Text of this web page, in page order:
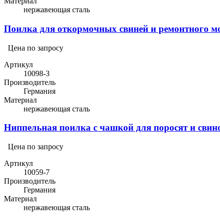
нержавеющая сталь
Поилка для откормочных свиней и ремонтного
Цена по запросу
Артикул
10098-3
Производитель
Германия
Материал
нержавеющая сталь
Ниппельная поилка с чашкой для поросят и
Цена по запросу
Артикул
10059-7
Производитель
Германия
Материал
нержавеющая сталь